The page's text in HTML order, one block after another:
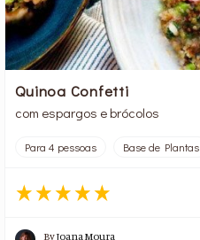
Quinoa Confetti
com espargos e brócolos
Para 4 pessoas Base de Plantas
ByJoana Moura